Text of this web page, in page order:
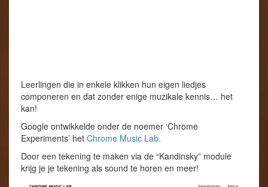
Leerlingen die in enkele klikken hun eigen liedjes
componeren en dat zonder enige muzikale kennis… het
kan!
Google ontwikkelde onder de noemer ‘Chrome
Experiments’ het Chrome Music Lab.
Door een tekening te maken via de “Kandinsky” module
krijg je je tekening als sound te horen en meer!